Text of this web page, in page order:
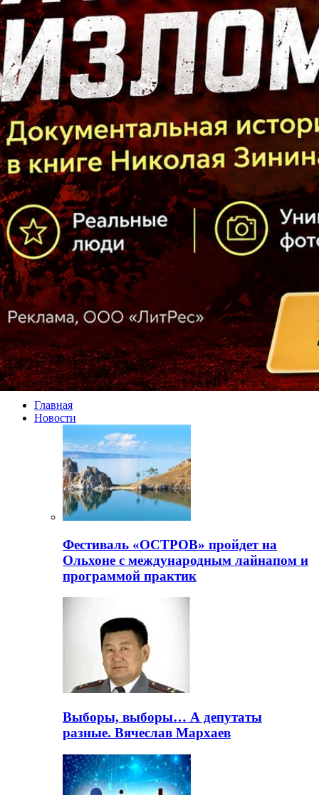
Главная
Новости
Фестиваль «ОСТРОВ» пройдет на
Ольхоне с международным лайнапом и
программой практик
Выборы, выборы… А депутаты
разные. Вячеслав Мархаев